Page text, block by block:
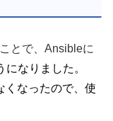
とで、Ansibleに
になりました。
くなったので、使